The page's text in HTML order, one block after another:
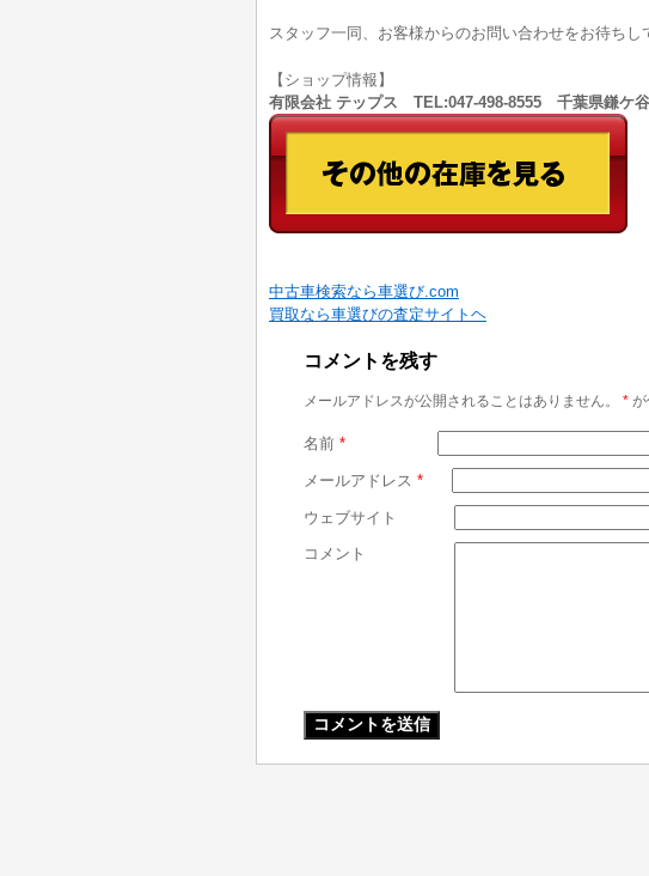
スタッフ一同、お客様からのお問い合わせをお待ちし
【ショップ情報】
有限会社 テップス TEL:047-498-8555 千葉県鎌ケ
中古車検索なら車選び.com
買取なら車選びの査定サイトヘ
コメントを残す
メールアドレスが公開されることはありません。 *
名前 *
メールアドレス *
ウェブサイト
コメント